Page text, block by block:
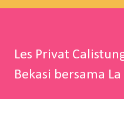
Les Privat
Bekasi bersama